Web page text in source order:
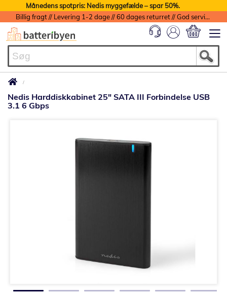
Månedens spotpris: Nedis myggefælde – spar 50%.
Billig fragt // Levering 1-2 dage // 60 dages returret // God service med garanti
Nedis Harddiskkabinet 25" SATA III Forbindelse USB
3.1 6 Gbps
billedgalleriet